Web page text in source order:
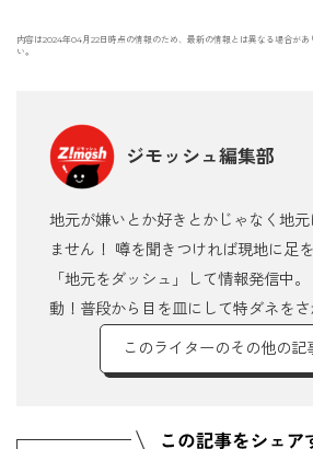
内容は2024年04月22日時点の情報のため、最新の情報とは異なる場合が
い。
ジモッシュ編集部
地元が嫌いとか好きとかじゃなく地元
ません！ 噂を聞きつければ現地に足
「地元をダッシュ」して情報発信中
動！普段から目を皿にして特ダネをさ
このライターのその他の記